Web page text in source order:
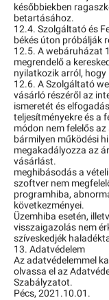
későbbiekben
betartásához.
12.4. Szolgáltató és
békés úton próbálják
12.5. A webáruházat
megrendelő a
nyilatkozik arról,
12.6. A Szolgáltató
vásárló részéről az
ismeretét és
teljesítményekre és a
módon nem felelős
bármilyen működési
megakadályozza az
vásárlást.
meghibásodás a
szoftver nem
programhiba,
következményei.
Üzemhiba esetén,
visszaigazolás nem
szíveskedjék
13. Adatvédelem
Az adatvédelemmel
olvassa el az
Szabályzatot.
Pécs, 2021.10.01.